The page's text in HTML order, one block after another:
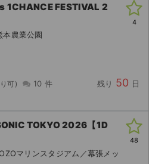
FESTIVAL 2
農業公園
10 件 残り 50 日
4
TOKYO 2026【1D
マリンスタジアム／幕張メッ
48